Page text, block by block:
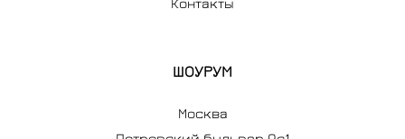
ШОУРУМ
Москва